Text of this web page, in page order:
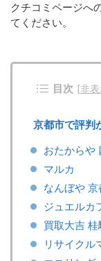
クチコミページへ
てください。
目次 [非
京都市で評判
おたからや
マルカ
なんぼや
ジュエルカ
買取大吉
リサイクル